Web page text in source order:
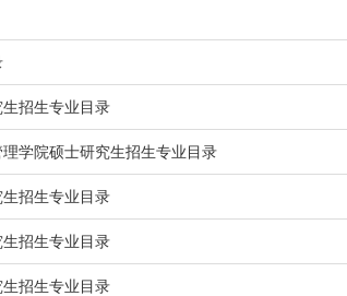
招生专业目录
学院硕士研究生招生专业目录
招生专业目录
招生专业目录
招生专业目录